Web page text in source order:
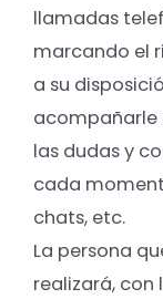
llamadas
marcando el
a su
acompañarle
las dudas y
cada
chats, etc.
La persona
realizará, con